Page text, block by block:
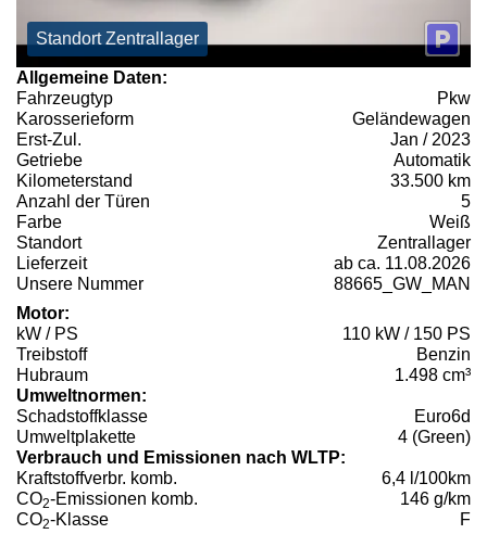
Standort Zentrallager
Allgemeine Daten:
Fahrzeugtyp
Pkw
Karosserieform
Geländewagen
Erst-Zul.
Jan / 2023
Getriebe
Automatik
Kilometerstand
33.500 km
Anzahl der Türen
5
Farbe
Weiß
Standort
Zentrallager
Lieferzeit
ab ca. 11.08.2026
Unsere Nummer
88665_GW_MAN
Motor:
kW / PS
110 kW / 150 PS
Treibstoff
Benzin
Hubraum
1.498 cm³
Umweltnormen:
Schadstoffklasse
Euro6d
Umweltplakette
4 (Green)
Verbrauch und Emissionen nach WLTP:
Kraftstoffverbr. komb.
6,4 l/100km
CO2-Emissionen komb.
146 g/km
CO2-Klasse F